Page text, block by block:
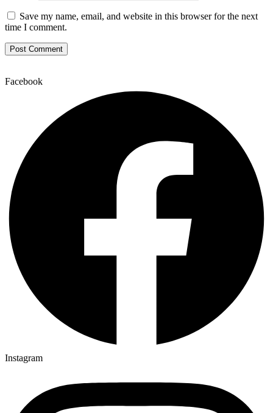
Save my name, email, and website in this browser for the next
time I comment.
Facebook
Instagram